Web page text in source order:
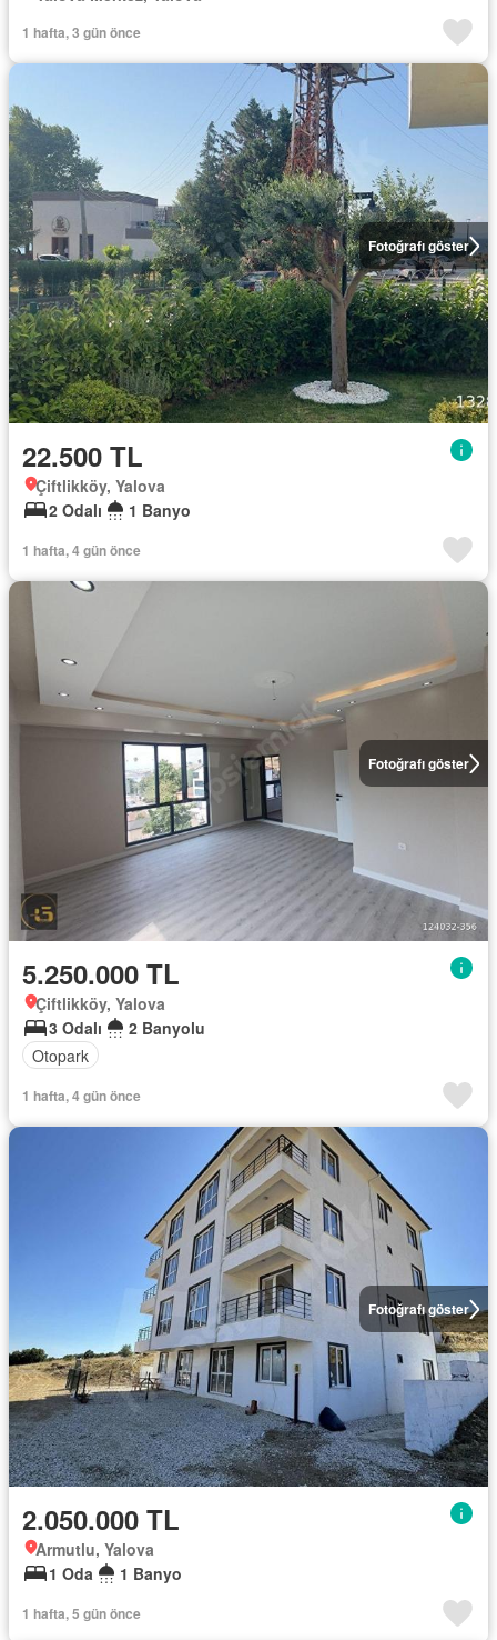
1 hafta, 3 gün önce
Fotoğrafı göster
22.500 TL
Çiftlikköy, Yalova
2 Odalı
1 Banyo
1 hafta, 4 gün önce
Fotoğrafı göster
5.250.000 TL
Çiftlikköy, Yalova
3 Odalı
2 Banyolu
Otopark
1 hafta, 4 gün önce
Fotoğrafı göster
2.050.000 TL
Armutlu, Yalova
1 Oda
1 Banyo
1 hafta, 5 gün önce